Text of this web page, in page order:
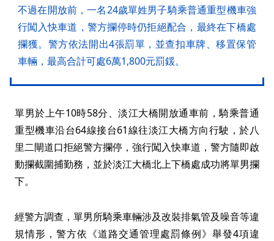
不過在開放前，一名24歲單姓男子騎乘普通重型機車強
行闖入快車道，警方攔停時仍拒絕配合，最終在下橋處
攔獲。警方依法開出4張罰單，並查扣車牌、移置保管
車輛，最高合計可處6萬1,800元罰鍰。
單男於上午10時58分、淡江大橋開放通車前，騎乘普通
重型機車沿台64線接台61線往淡江大橋方向行駛，於八
里二閘道口拒絕警方攔停，強行闖入快車道，警方隨即啟
動攔截圍捕勤務，並於淡江大橋北上下橋處成功將單男攔
下。
經警方調查，單男所騎乘車輛涉及改裝排氣管及噪音等違
規情形，警方依《道路交通管理處罰條例》舉發4項違